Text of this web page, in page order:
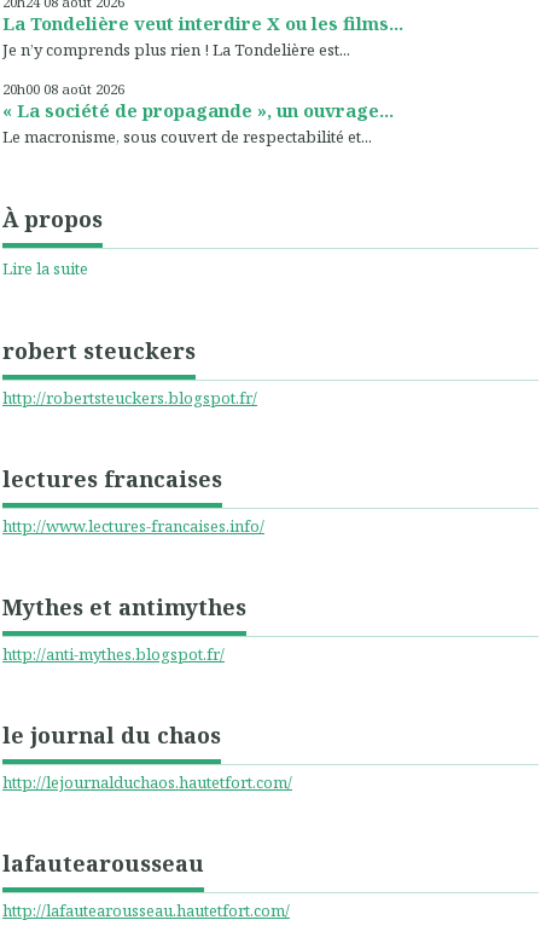
La Tondelière veut interdire X ou les films...
Je n’y comprends plus rien ! La Tondelière est...
20h00 08 août 2026
« La société de propagande », un ouvrage...
Le macronisme, sous couvert de respectabilité et...
À propos
Lire la suite
robert steuckers
http://robertsteuckers.blogspot.fr/
lectures francaises
http://www.lectures-francaises.info/
Mythes et antimythes
http://anti-mythes.blogspot.fr/
le journal du chaos
http://lejournalduchaos.hautetfort.com/
lafautearousseau
http://lafautearousseau.hautetfort.com/